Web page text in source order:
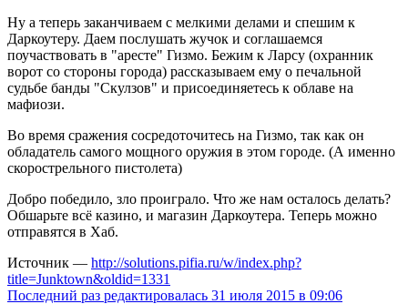
Ну а теперь заканчиваем с мелкими делами и спешим к
Даркоутеру. Даем послушать жучок и соглашаемся
поучаствовать в "аресте" Гизмо. Бежим к Ларсу (охранник
ворот со стороны города) рассказываем ему о печальной
судьбе банды "Скулзов" и присоединяетесь к облаве на
мафиози.
Во время сражения сосредоточитесь на Гизмо, так как он
обладатель самого мощного оружия в этом городе. (А именно
скорострельного пистолета)
Добро победило, зло проиграло. Что же нам осталось делать?
Обшарьте всё казино, и магазин Даркоутера. Теперь можно
отправятся в Хаб.
Источник — http://solutions.pifia.ru/w/index.php?
title=Junktown&oldid=1331
Последний раз редактировалась 31 июля 2015 в 09:06